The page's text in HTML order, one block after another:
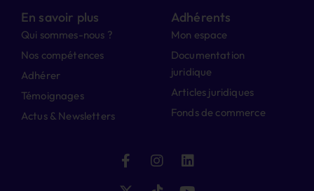
En savoir plus
Qui sommes-nous ?
Nos compétences
Adhérer
Témoignages
Actus & Newsletters
Adhérents
Mon espace
Documentation
juridique
Articles juridiques
Fonds de commerce